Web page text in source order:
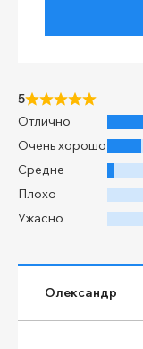
5
Отлично
Очень хорошо
Средне
Плохо
Ужасно
Олександр